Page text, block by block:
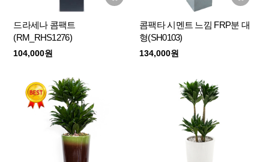
드라세나 콤팩트
(RM_RHS1276)
104,000원
콤팩타 시멘트 느낌 FRP분 대
형(SH0103)
134,000원